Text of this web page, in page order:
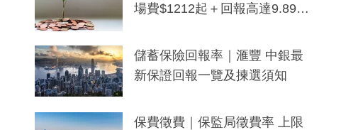
場費$1212起＋回報高達9.89
儲蓄保險回報率｜滙豐 中銀最
新保證回報一覽及揀選須知
保費徵費｜保監局徵費率 上限